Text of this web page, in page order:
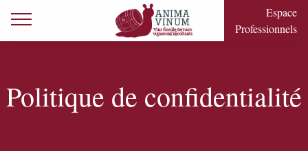
Primary Menu
Espace
Professionnels
Politique de confidentialité